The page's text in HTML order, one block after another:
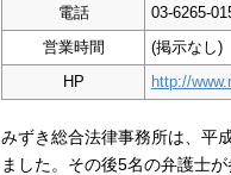
電話
03-6265-
営業時間
(掲示なし)
HP
http://
みずき総合法律事務所は、平
ました。その後5名の弁護士